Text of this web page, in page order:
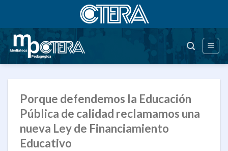
contenido
Porque defendemos la Educación
Pública de calidad reclamamos una
nueva Ley de Financiamiento
Educativo